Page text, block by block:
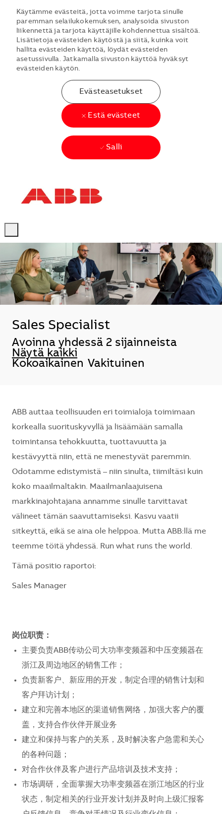
Käytämme evästeitä, jotta voimme tarjota sinulle
paremman selailukokemuksen, analysoida sivuston
liikennettä ja tarjota käyttäjille kohdennettua sisältöä.
Lisätietoja evästeiden käytöstä ja siitä, kuinka voit
hallita evästeiden käyttöä, löydät evästeiden
asetussivulla. Jatkamalla sivuston käyttöä hyväksyt
evästeiden käytön.
Evästeasetukset
Estä evästeet
Salli
Sales Specialist
Avoinna yhdessä 2 sijainneista
Näytä kaikki
Kokoaikainen Vakituinen
ABB auttaa teollisuuden eri toimialoja toimimaan
korkealla suorituskyvyllä ja lisäämään samalla
toimintansa tehokkuutta, tuottavuutta ja
kestävyyttä niin, että ne menestyvät paremmin.
Odotamme edistymistä – niin sinulta, tiimiltäsi kuin
koko maailmaltakin. Maailmanlaajuisena
markkinajohtajana annamme sinulle tarvittavat
välineet tämän saavuttamiseksi. Kasvu vaatii
sitkeyttä, eikä se aina ole helppoa. Mutta ABB:llä me
teemme töitä yhdessä. Run what runs the world.
Tämä positio raportoi:
Sales Manager
岗位职责：
主要负责ABB传动公司大功率变频器和中压变频器在
浙江及周边地区的销售工作；
负责新客户、新应用的开发，制定合理的销售计划和
客户拜访计划；
建立和完善本地区的渠道销售网络，加强大客户的覆
盖，支持合作伙伴开展业务
建立和保持与客户的关系，及时解决客户急需和关心
的各种问题；
对合作伙伴及客户进行产品培训及技术支持；
市场调研，全面掌握大功率变频器在浙江地区的行业
状态，制定相关的行业开发计划并及时向上级汇报客